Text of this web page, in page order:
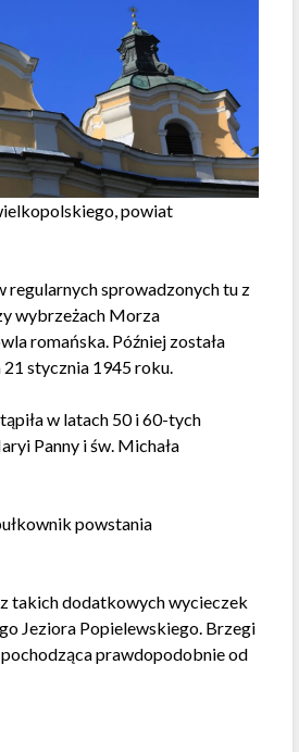
powiat
sprowadzonych tu z
wybrzeżach Morza
romańska. Później została
stycznia 1945 roku.
w latach 50 i 60-tych
Panny i św. Michała
powstania
takich dodatkowych wycieczek
Jeziora Popielewskiego. Brzegi
prawdopodobnie od